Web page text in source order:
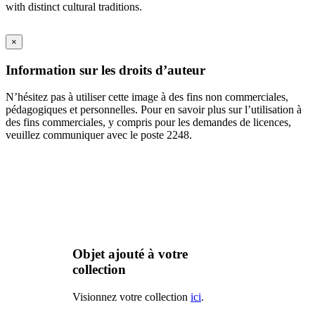
with distinct cultural traditions.
×
Information sur les droits d’auteur
N’hésitez pas à utiliser cette image à des fins non commerciales,
pédagogiques et personnelles. Pour en savoir plus sur l’utilisation à
des fins commerciales, y compris pour les demandes de licences,
veuillez communiquer avec le poste 2248.
Objet ajouté à votre
collection
Visionnez votre collection ici.